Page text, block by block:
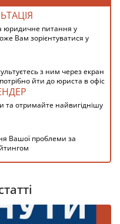
юридичне питання у
Вам зорієнтуватися у
з ним через екран
йти до юриста в офіс
та отримайте найвигіднішу
Вашої проблеми за